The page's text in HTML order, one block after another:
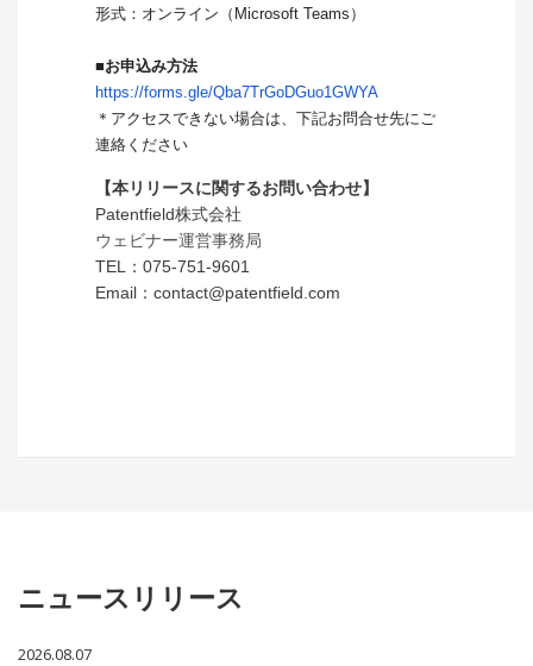
形式：オンライン（Microsoft Teams）
■お申込み方法
https://forms.gle/Qba7TrGoDGuo1GWYA
＊アクセスできない場合は、下記お問合せ先にご
連絡ください
【本リリースに関するお問い合わせ】
Patentfield株式会社
ウェビナー運営事務局
TEL：075-751-9601
Email： contact@patentfield.com
ニュースリリース
2026.08.07